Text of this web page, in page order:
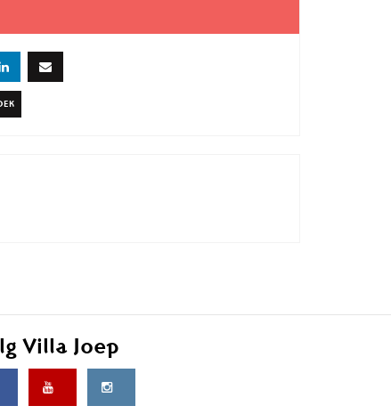
Villa Joep